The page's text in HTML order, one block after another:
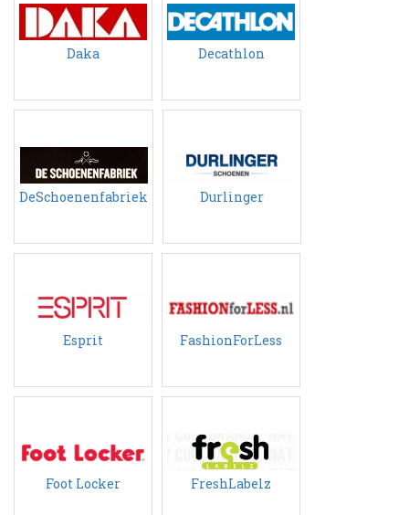
Daka Decathlon
DeSchoenenfabriek Durlinger
Esprit FashionForLess
Foot Locker FreshLabelz